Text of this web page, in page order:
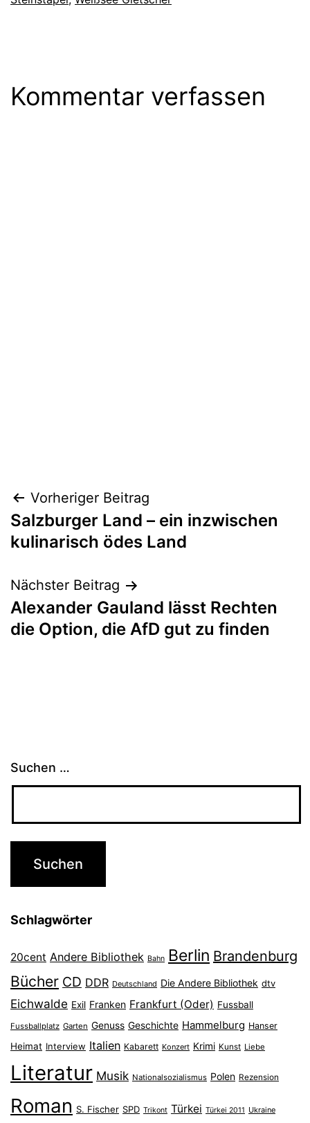
Kommentar verfassen
Beitragsnavigation
Vorheriger Beitrag
Salzburger Land – ein inzwischen
kulinarisch ödes Land
Nächster Beitrag
Alexander Gauland lässt Rechten
die Option, die AfD gut zu finden
Suchen …
Schlagwörter
20cent Andere Bibliothek Bahn Berlin Brandenburg
Bücher CD DDR Deutschland Die Andere Bibliothek dtv
Eichwalde Exil Franken Frankfurt (Oder) Fussball
Fussballplatz Garten Genuss Geschichte Hammelburg Hanser
Heimat Interview Italien Kabarett Konzert Krimi Kunst Liebe
Literatur Musik Nationalsozialismus Polen Rezension
Roman S. Fischer SPD Trikont Türkei Türkei 2011 Ukraine